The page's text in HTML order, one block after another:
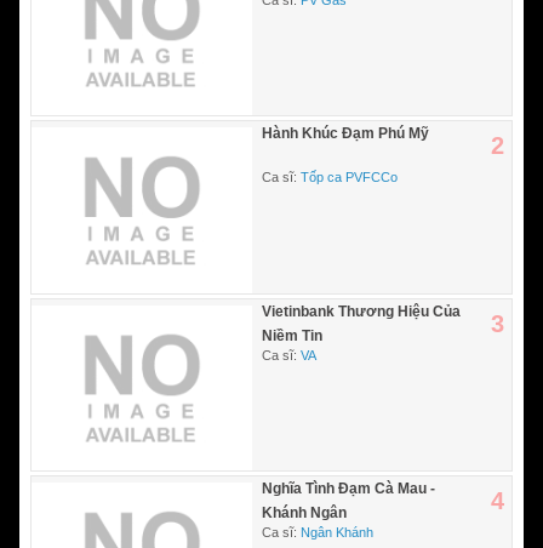
Hành Khúc Đạm Phú Mỹ 2
Ca sĩ: Tốp ca PVFCCo
Vietinbank Thương Hiệu Của
Niềm Tin
3
Ca sĩ: VA
Nghĩa Tình Đạm Cà Mau -
Khánh Ngân
4
Ca sĩ: Ngân Khánh